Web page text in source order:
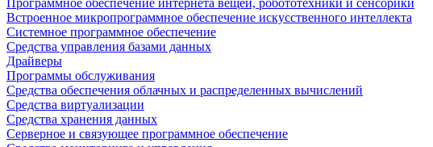
Программное обеспечение интернета вещей, робототехники и сенсорики
Встроенное микропрограммное обеспечение искусственного интеллекта
Системное программное обеспечение
Средства управления базами данных
Драйверы
Программы обслуживания
Средства обеспечения облачных и распределенных вычислений
Средства виртуализации
Средства хранения данных
Серверное и связующее программное обеспечение